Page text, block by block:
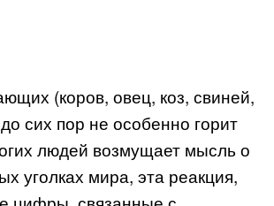
(коров, овец, коз, свиней,
сих пор не особенно горит
людей возмущает мысль о
уголках мира, эта реакция,